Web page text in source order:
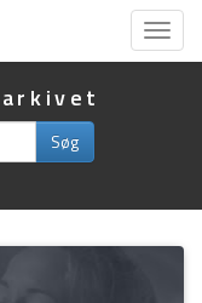
Vis
Søg